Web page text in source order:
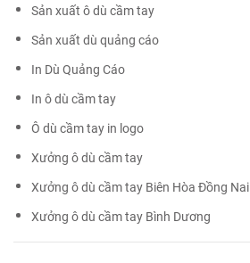
Sản xuất ô dù cầm tay
Sản xuất dù quảng cáo
In Dù Quảng Cáo
In ô dù cầm tay
Ô dù cầm tay in logo
Xưởng ô dù cầm tay
Xưởng ô dù cầm tay Biên Hòa Đồng Nai
Xưởng ô dù cầm tay Bình Dương